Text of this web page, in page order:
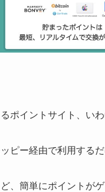
ポイントサイト、いわ
ピー経由で利用する
、簡単にポイントが